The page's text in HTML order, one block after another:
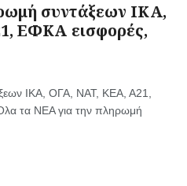
συντάξεων ΙΚΑ,
ΕΦΚΑ εισφορές,
ΙΚΑ, ΟΓΑ, ΝΑΤ, ΚΕΑ, Α21,
τα ΝΕΑ για την πληρωμή